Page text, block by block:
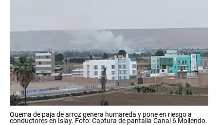
Quema de paja de arroz genera humareda y pone en riesgo a
conductores en Islay. Foto: Captura de pantalla Canal 6 Mollendo.